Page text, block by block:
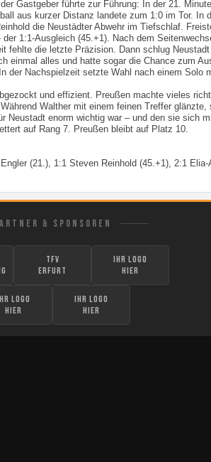
Gastgeber führte zur Führung: In der 21.
aus kurzer Distanz landete zum 1:0 im Tor. In
die Neustädter Abwehr im Tiefschlaf.
der 1:1-Ausgleich (45.+1). Nach dem
fehlte die letzte Präzision. Dann schlug
einmal alles und hatte sogar die Chance zum
der Nachspielzeit setzte Wahl nach einem
und effizient. Preußen machte vieles
Walther mit einem feinen Treffer glänzte,
Neustadt enorm wichtig war – und den sie sich
auf Rang 7. Preußen bleibt auf Platz 10.
(21.), 1:1 Steven Reinhold (45.+1), 2:1
& SPONSOREN
TFV
Erfurt
Ihr Logo
hier
Logo
hier
Ihr Logo
hier